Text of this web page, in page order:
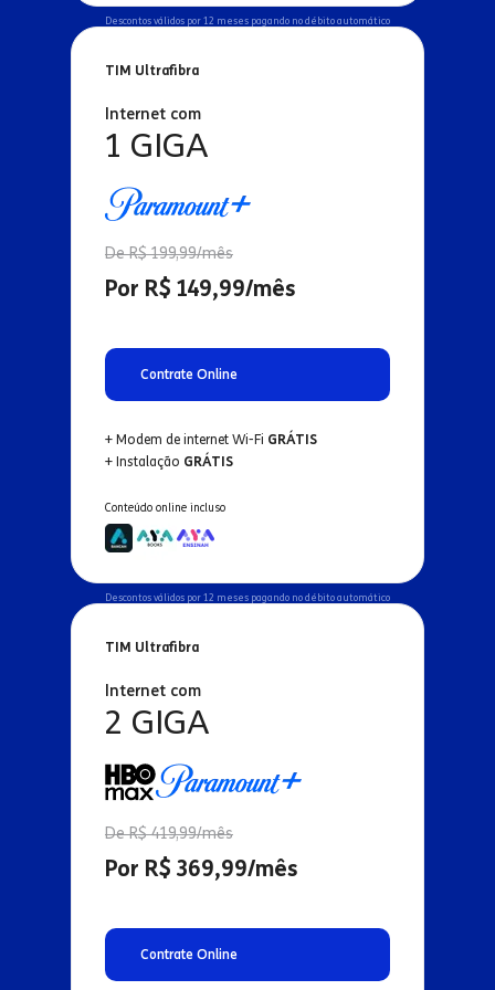
Descontos válidos por 12 meses pagando no débito automático
TIM Ultrafibra
Internet com
1 GIGA
De R$ 199,99/mês
Por R$ 149,99/mês
Contrate Online
+ Modem de internet Wi-Fi GRÁTIS
+ Instalação GRÁTIS
Conteúdo online incluso
Descontos válidos por 12 meses pagando no débito automático
TIM Ultrafibra
Internet com
2 GIGA
De R$ 419,99/mês
Por R$ 369,99/mês
Contrate Online